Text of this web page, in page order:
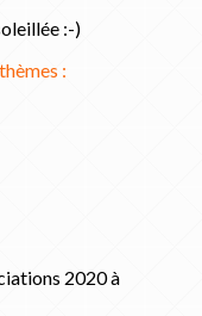
:-)
:
2020 à